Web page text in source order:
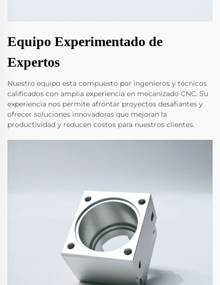
Equipo Experimentado de
Expertos
Nuestro equipo está compuesto por ingenieros y técnicos
calificados con amplia experiencia en mecanizado CNC. Su
experiencia nos permite afrontar proyectos desafiantes y
ofrecer soluciones innovadoras que mejoran la
productividad y reducen costos para nuestros clientes.